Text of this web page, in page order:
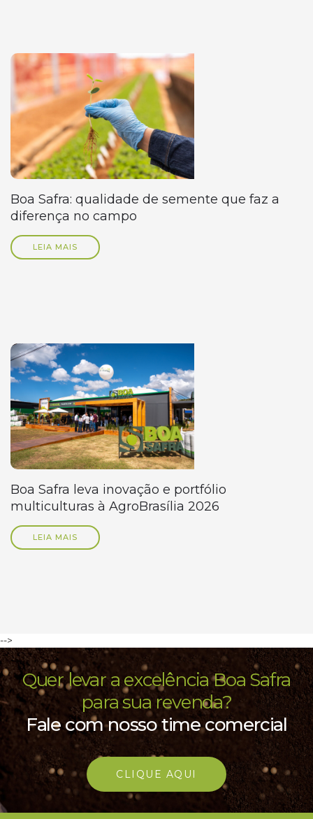
Boa Safra: qualidade de semente que faz a
diferença no campo
LEIA MAIS
Boa Safra leva inovação e portfólio
multiculturas à AgroBrasília 2026
LEIA MAIS
-->
Quer levar a excelência Boa Safra
para sua revenda?
Fale com nosso time comercial
CLIQUE AQUI